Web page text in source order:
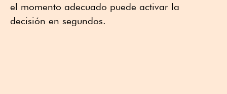
el momento adecuado puede activar la
decisión en segundos.